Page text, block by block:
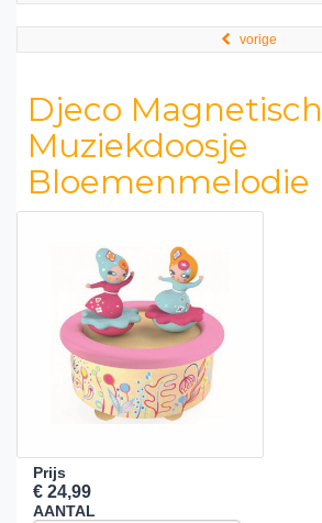
vorige
Djeco Magnetisch
Muziekdoosje
Bloemenmelodie
Prijs
€ 24,99
AANTAL